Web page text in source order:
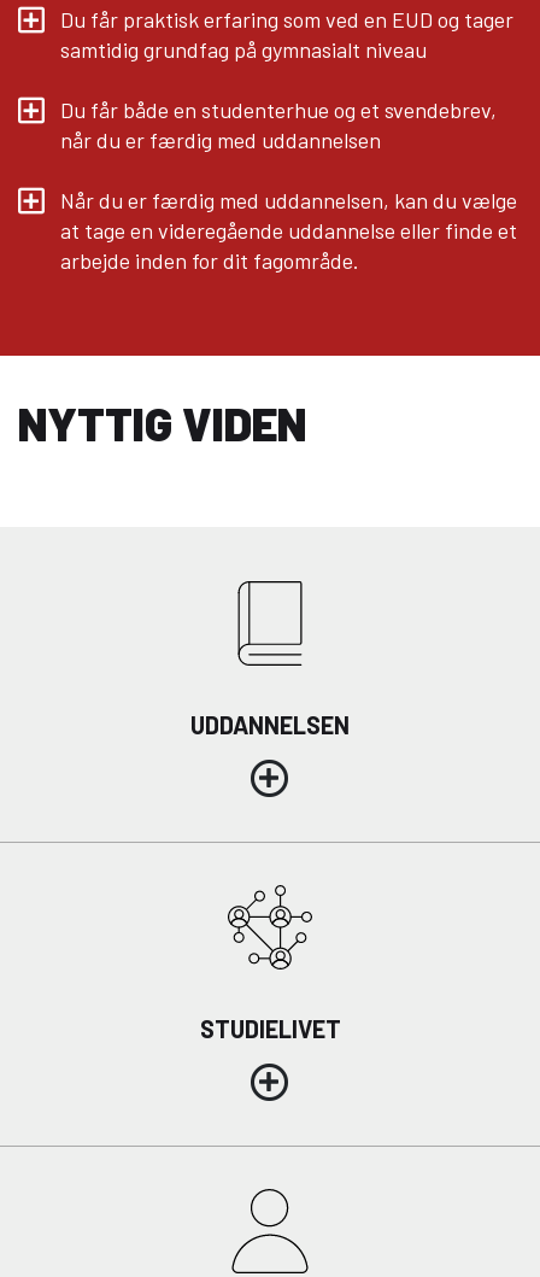
Du får praktisk erfaring som ved en EUD og tager
samtidig grundfag på gymnasialt niveau
Du får både en studenterhue og et svendebrev,
når du er færdig med uddannelsen
Når du er færdig med uddannelsen, kan du vælge
at tage en videregående uddannelse eller finde et
arbejde inden for dit fagområde.
NYTTIG VIDEN
UDDANNELSEN
STUDIELIVET